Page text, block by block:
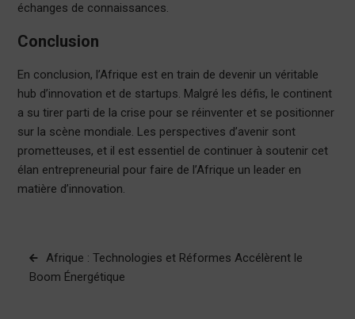
échanges de connaissances.
Conclusion
En conclusion, l’Afrique est en train de devenir un véritable
hub d’innovation et de startups. Malgré les défis, le continent
a su tirer parti de la crise pour se réinventer et se positionner
sur la scène mondiale. Les perspectives d’avenir sont
prometteuses, et il est essentiel de continuer à soutenir cet
élan entrepreneurial pour faire de l’Afrique un leader en
matière d’innovation.
Navigation
de
Afrique : Technologies et Réformes Accélèrent le
Boom Énergétique